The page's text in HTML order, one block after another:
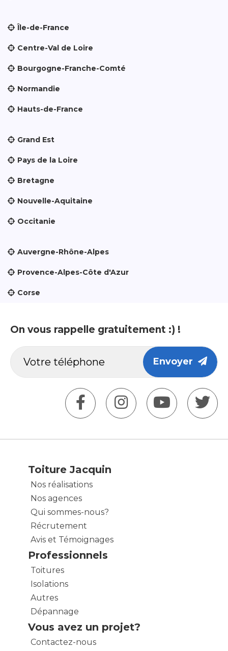
Île-de-France
Centre-Val de Loire
Bourgogne-Franche-Comté
Normandie
Hauts-de-France
Grand Est
Pays de la Loire
Bretagne
Nouvelle-Aquitaine
Occitanie
Auvergne-Rhône-Alpes
Provence-Alpes-Côte d'Azur
Corse
On vous rappelle gratuitement :) !
Envoyer
Toiture Jacquin
Nos réalisations
Nos agences
Qui sommes-nous?
Récrutement
Avis et Témoignages
Professionnels
Toitures
Isolations
Autres
Dépannage
Vous avez un projet?
Contactez-nous